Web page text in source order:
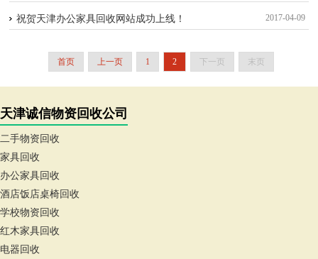
2017-04-09
祝贺天津办公家具回收网站成功上线！
首页 上一页 1 2 下一页 末页
天津诚信物资回收公司
二手物资回收
家具回收
办公家具回收
酒店饭店桌椅回收
学校物资回收
红木家具回收
电器回收